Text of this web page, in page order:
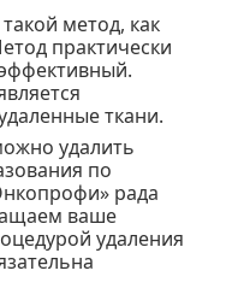
метод, как
практически
ткани.
удалить
по
рада
ваше
удаления